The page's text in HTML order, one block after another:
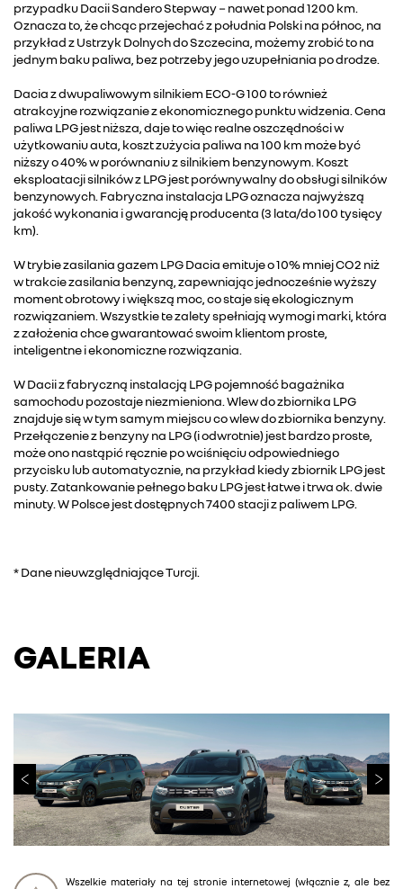
przypadku Dacii Sandero Stepway − nawet ponad 1200 km.
Oznacza to, że chcąc przejechać z południa Polski na północ, na
przykład z Ustrzyk Dolnych do Szczecina, możemy zrobić to na
jednym baku paliwa, bez potrzeby jego uzupełniania po drodze.
Dacia z dwupaliwowym silnikiem ECO-G 100 to również
atrakcyjne rozwiązanie z ekonomicznego punktu widzenia. Cena
paliwa LPG jest niższa, daje to więc realne oszczędności w
użytkowaniu auta, koszt zużycia paliwa na 100 km może być
niższy o 40% w porównaniu z silnikiem benzynowym. Koszt
eksploatacji silników z LPG jest porównywalny do obsługi silników
benzynowych. Fabryczna instalacja LPG oznacza najwyższą
jakość wykonania i gwarancję producenta (3 lata/do 100 tysięcy
km).
W trybie zasilania gazem LPG Dacia emituje o 10% mniej CO2 niż
w trakcie zasilania benzyną, zapewniając jednocześnie wyższy
moment obrotowy i większą moc, co staje się ekologicznym
rozwiązaniem. Wszystkie te zalety spełniają wymogi marki, która
z założenia chce gwarantować swoim klientom proste,
inteligentne i ekonomiczne rozwiązania.
W Dacii z fabryczną instalacją LPG pojemność bagażnika
samochodu pozostaje niezmieniona. Wlew do zbiornika LPG
znajduje się w tym samym miejscu co wlew do zbiornika benzyny.
Przełączenie z benzyny na LPG (i odwrotnie) jest bardzo proste,
może ono nastąpić ręcznie po wciśnięciu odpowiedniego
przycisku lub automatycznie, na przykład kiedy zbiornik LPG jest
pusty. Zatankowanie pełnego baku LPG jest łatwe i trwa ok. dwie
minuty. W Polsce jest dostępnych 7400 stacji z paliwem LPG.
* Dane nieuwzględniające Turcji.
GALERIA
Wszelkie materiały na tej stronie internetowej (włącznie z, ale bez